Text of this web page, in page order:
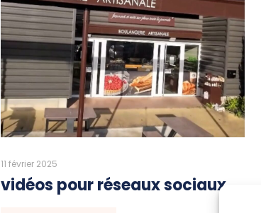
11 février 2025
vidéos pour réseaux sociaux